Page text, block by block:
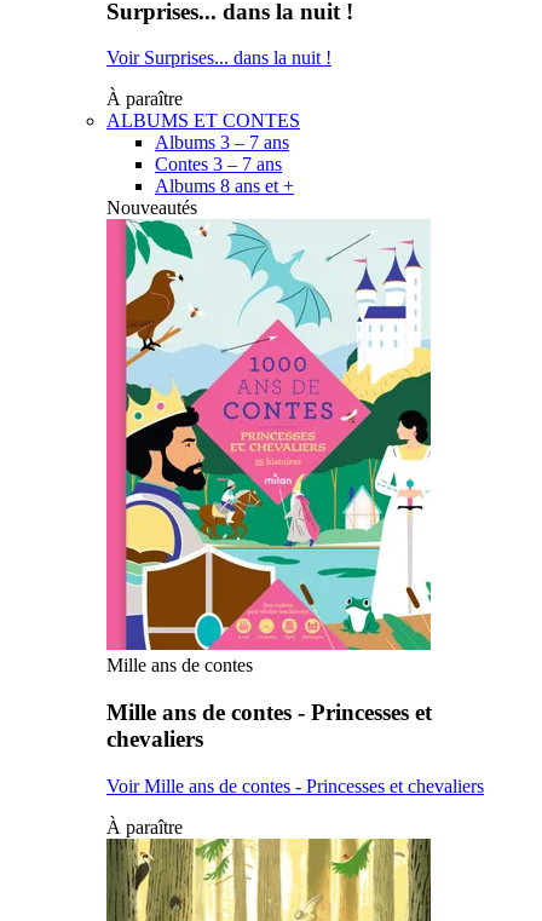
Surprises... dans la nuit !
Voir Surprises... dans la nuit !
À paraître
ALBUMS ET CONTES
Albums 3 – 7 ans
Contes 3 – 7 ans
Albums 8 ans et +
Nouveautés
Mille ans de contes
Mille ans de contes - Princesses et
chevaliers
Voir Mille ans de contes - Princesses et chevaliers
À paraître